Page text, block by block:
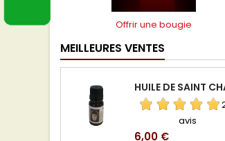
Offrir une bougie
MEILLEURES VENTES
avis
Prix
6,00 €